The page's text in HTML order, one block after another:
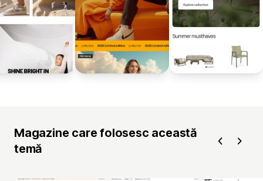
Magazine care folosesc această
temă